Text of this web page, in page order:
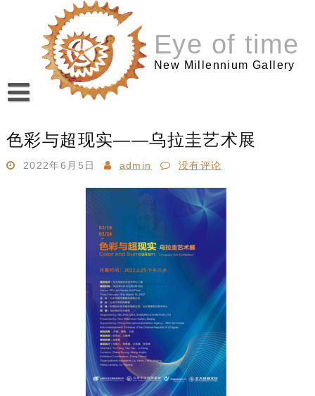
Eye of time
New Millennium Gallery
色彩与超现实——乌拉圭艺术展
2022年6月5日 admin 没有评论